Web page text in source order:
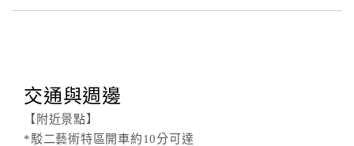
交通與週邊
【附近景點】
*駁二藝術特區開車約10分可達